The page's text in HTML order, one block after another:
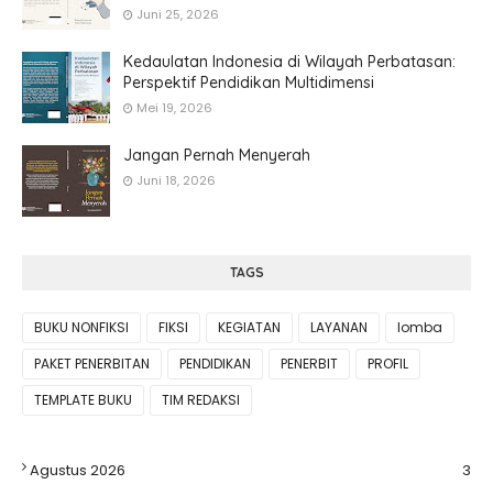
Juni 25, 2026
Kedaulatan Indonesia di Wilayah Perbatasan:
Perspektif Pendidikan Multidimensi
Mei 19, 2026
Jangan Pernah Menyerah
Juni 18, 2026
TAGS
BUKU NONFIKSI FIKSI KEGIATAN LAYANAN
lomba
PAKET PENERBITAN
PENDIDIKAN PENERBIT
PROFIL
TEMPLATE BUKU
TIM REDAKSI
Agustus 2026
3